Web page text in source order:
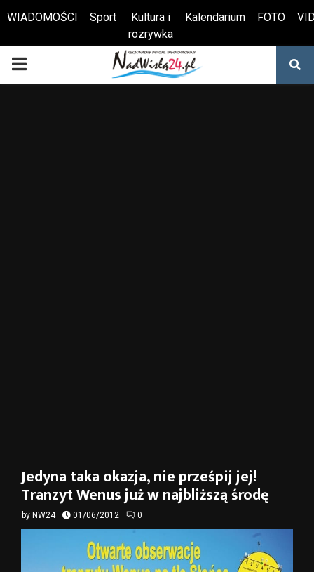
Otwórz pasek narzędzi
WIADOMOŚCI Sport
Kultura i
rozrywka
Kalendarium FOTO
PRIMARY
Jedyna taka okazja, nie prześpij jej!
Tranzyt Wenus już w najbliższą środę
by NW24 01/06/2012 0